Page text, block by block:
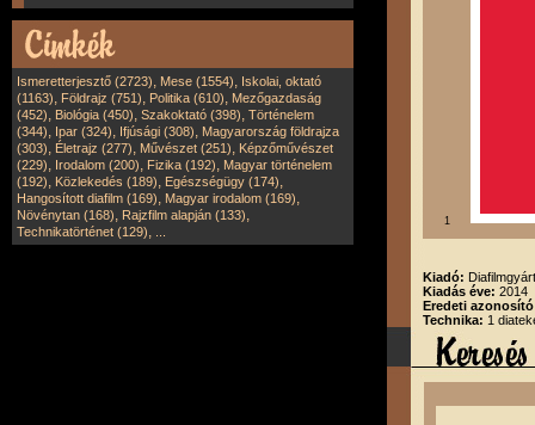
Ismeretterjesztő (2723), Mese (1554), Iskolai, oktató
(1163), Földrajz (751), Politika (610), Mezőgazdaság
(452), Biológia (450), Szakoktató (398), Történelem
(344), Ipar (324), Ifjúsági (308), Magyarország földrajza
(303), Életrajz (277), Művészet (251), Képzőművészet
(229), Irodalom (200), Fizika (192), Magyar történelem
(192), Közlekedés (189), Egészségügy (174),
Hangosított diafilm (169), Magyar irodalom (169),
Növénytan (168), Rajzfilm alapján (133),
Technikatörténet (129),
1
Kiadó:
Kiadás éve: 2014
Eredeti
Technika: 1